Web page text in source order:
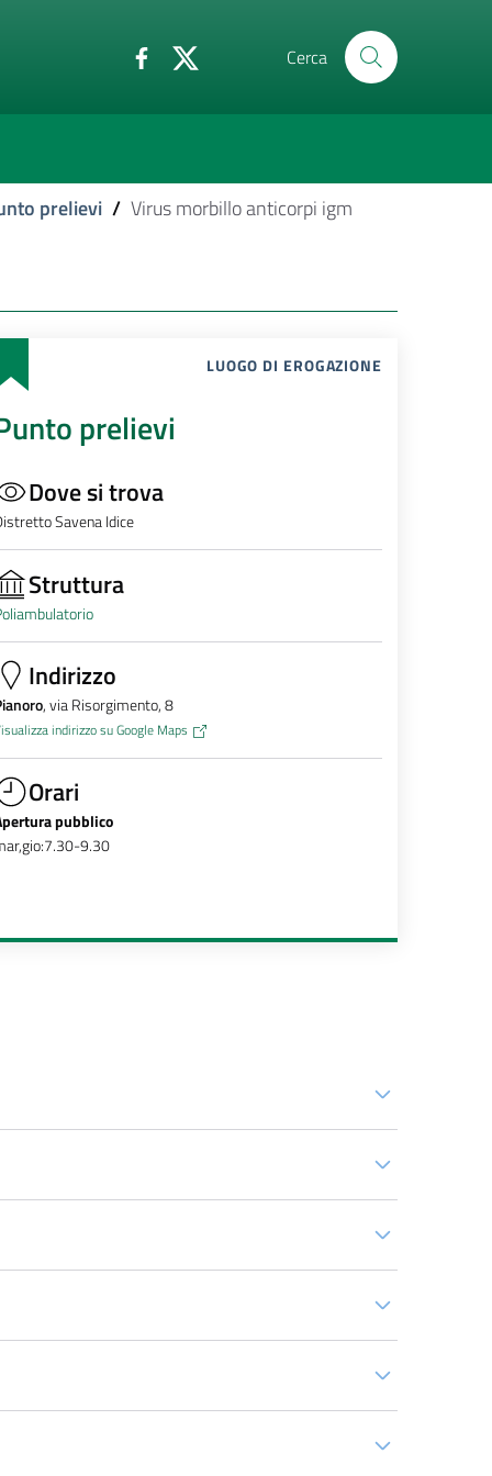
Cerca
prelievi / Virus morbillo anticorpi igm
LUOGO DI EROGAZIONE
prelievi
Dove si trova
Savena Idice
Struttura
Indirizzo
, via Risorgimento, 8
indirizzo su Google Maps
Orari
pubblico
9.30